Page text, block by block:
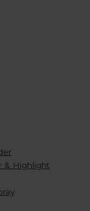
& Highlight